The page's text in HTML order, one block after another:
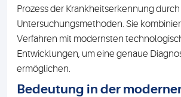
Prozess der Krankheitserkennung
Untersuchungsmethoden. Sie
Verfahren mit modernsten
Entwicklungen, um eine genaue
ermöglichen.
Bedeutung in der